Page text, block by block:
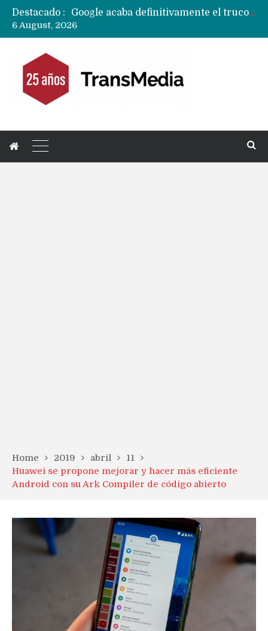
Destacado :
Google acaba definitivamente el truco para pagar con NFC en celulares Xiaomi, Oppo, Vivo y Huawei con ROM china
6 August, 2026
Home 2019 abril
11
Huawei se propone mejorar y hacer más eficiente
Android con su Ark Compiler de código abierto